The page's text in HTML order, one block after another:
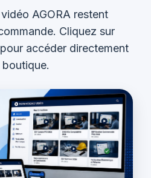
AGORA restent
Cliquez sur
accéder directement
boutique.